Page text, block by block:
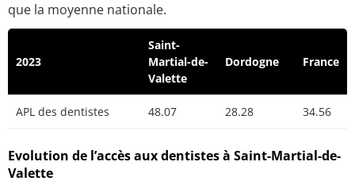
que la moyenne nationale.
2023
Saint-
Martial-de-
Valette
Dordogne France
APL des dentistes 48.07 28.28 34.56
Evolution de l’accès aux dentistes à Saint-Martial-de-
Valette